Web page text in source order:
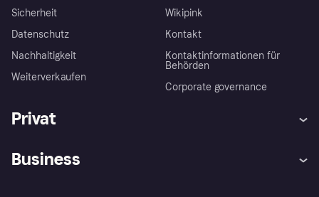
Sicherheit
Datenschutz
Nachhaltigkeit
Weiterverkaufen
Wikipink
Kontakt
Kontaktinformationen für
Behörden
Corporate governance
Privat
Business